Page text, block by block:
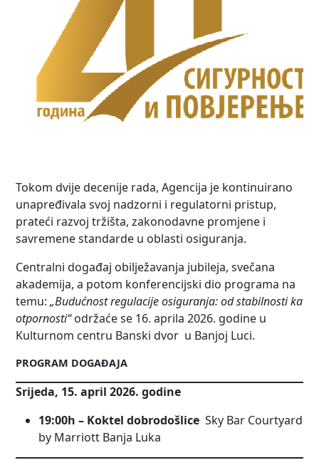
Tokom dvije decenije rada, Agencija je kontinuirano
unapređivala svoj nadzorni i regulatorni pristup,
prateći razvoj tržišta, zakonodavne promjene i
savremene standarde u oblasti osiguranja.
Centralni događaj obilježavanja jubileja, svečana
akademija, a potom konferencijski dio programa na
temu:„Budućnost regulacije osiguranja: od stabilnosti ka
otpornosti“održaće se 16. aprila 2026. godine u
Kulturnom centru Banski dvor u Banjoj Luci.
PROGRAM DOGAĐAJA
Srijeda, 15. april 2026. godine
19:00h – Koktel dobrodošliceSky Bar Courtyard
by Marriott Banja Luka